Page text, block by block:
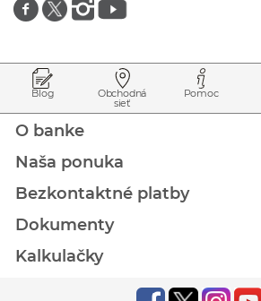
Znajdź nas na facebooku
Znajdź nas na twitterze
Znajdź nas na instagramie
Znajdź nas na youtube
Blog Obchodná
sieť
Pomoc
O banke
Naša ponuka
Bezkontaktné platby
Dokumenty
Kalkulačky